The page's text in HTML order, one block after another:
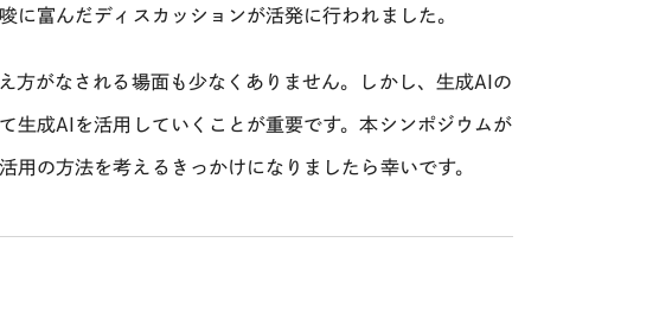
に富んだディスカッションが活発に行われました。
方がなされる場面も少なくありません。しかし、生成AI の
生成AI を活用していくことが重要です。本シンポジウムが
用の方法を考えるきっかけになりましたら幸いです。